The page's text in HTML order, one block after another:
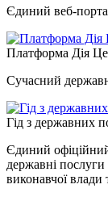
Єдиний веб-
Платформа Дія
Сучасний
Гід з державних
Єдиний
державні послуги
виконавчої